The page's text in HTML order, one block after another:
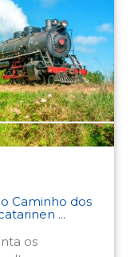
Caminho dos
...
os